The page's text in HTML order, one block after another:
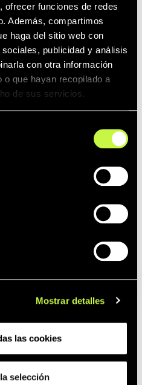
ofrecer funciones de redes
Además, compartimos
haga del sitio web con
publicidad y análisis
con otra información
o que hayan recopilado a
de sus servicios.
Mostrar detalles
las cookies
selección
Classic